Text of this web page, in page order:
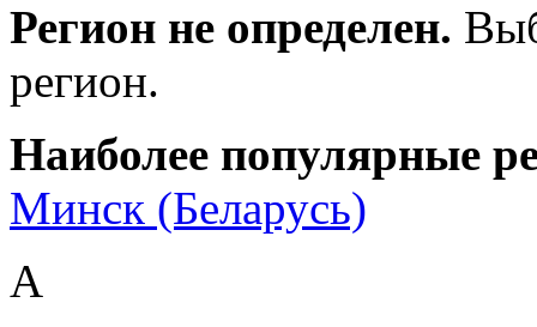
Регион не определен.
регион.
Наиболее популярные
Минск (Беларусь)
А